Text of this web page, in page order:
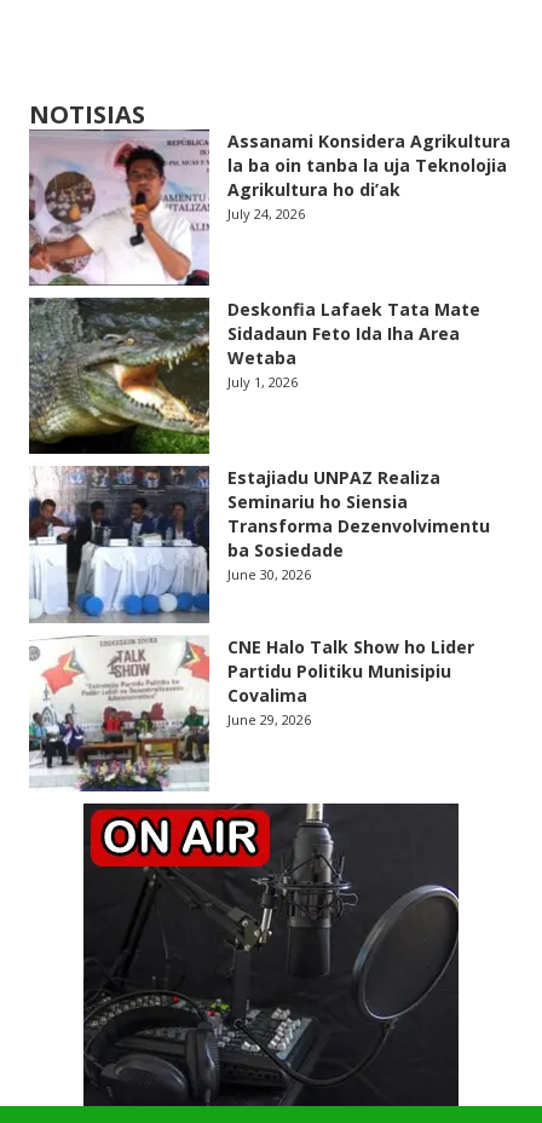
NOTISIAS
Assanami Konsidera Agrikultura
la ba oin tanba la uja Teknolojia
Agrikultura ho di’ak
July 24, 2026
Deskonfia Lafaek Tata Mate
Sidadaun Feto Ida Iha Area
Wetaba
July 1, 2026
Estajiadu UNPAZ Realiza
Seminariu ho Siensia
Transforma Dezenvolvimentu
ba Sosiedade
June 30, 2026
CNE Halo Talk Show ho Lider
Partidu Politiku Munisipiu
Covalima
June 29, 2026